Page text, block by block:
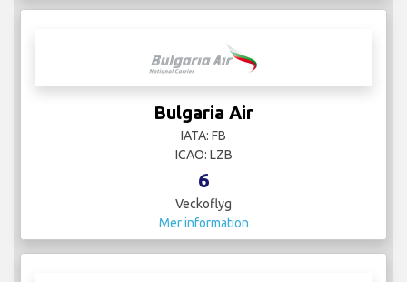
Bulgaria Air
IATA: FB
ICAO: LZB
6
Veckoflyg
Mer information